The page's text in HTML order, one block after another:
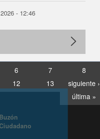
- 12:46
6 7
8
12 13
siguiente ›
última »
Ciudadano